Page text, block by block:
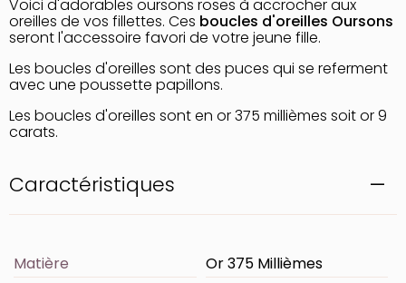
Voici d'adorables oursons roses à accrocher aux
oreilles de vos fillettes. Ces boucles d'oreilles Oursons
seront l'accessoire favori de votre jeune fille.
Les boucles d'oreilles sont des puces qui se referment
avec une poussette papillons.
Les boucles d'oreilles sont en or 375 millièmes soit or 9
carats.
Caractéristiques
Matière Or 375 Millièmes